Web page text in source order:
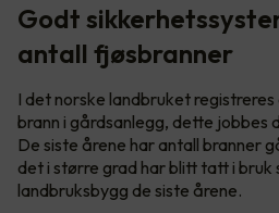
Godt
antall fjøsbranner
I det norske landbruket
brann i gårdsanlegg, dette jobbes
De siste årene har antall branner
det i større grad har blitt tatt i bruk
landbruksbygg de siste årene.